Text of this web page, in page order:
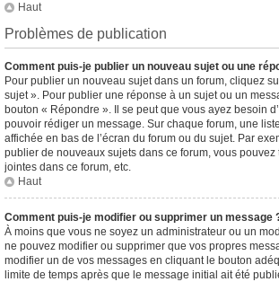
Haut
Problèmes de publication
Comment puis-je publier un nouveau sujet ou une
Pour publier un nouveau sujet dans un forum, cliquez
sujet ». Pour publier une réponse à un sujet ou un
bouton « Répondre ». Il se peut que vous ayez besoin
pouvoir rédiger un message. Sur chaque forum, une
affichée en bas de l’écran du forum ou du sujet. Par
publier de nouveaux sujets dans ce forum, vous
jointes dans ce forum, etc.
Haut
Comment puis-je modifier ou supprimer un message
À moins que vous ne soyez un administrateur ou un
ne pouvez modifier ou supprimer que vos propres
modifier un de vos messages en cliquant le bouton
limite de temps après que le message initial ait été